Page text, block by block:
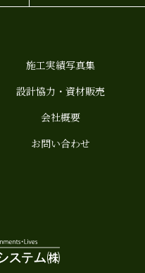
施工実績写真集
設計協力・資材販売
会社概要
お問い合わせ